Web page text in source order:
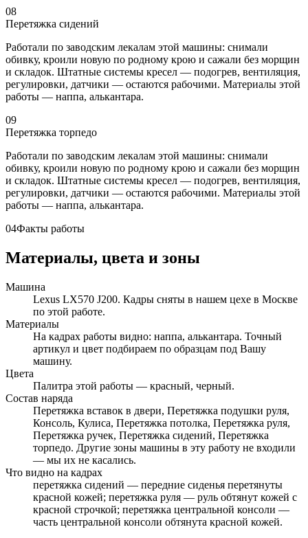
08
Перетяжка сидений
Работали по заводским лекалам этой машины: снимали
обивку, кроили новую по родному крою и сажали без морщин
и складок. Штатные системы кресел — подогрев, вентиляция,
регулировки, датчики — остаются рабочими. Материалы этой
работы — наппа, алькантара.
09
Перетяжка торпедо
Работали по заводским лекалам этой машины: снимали
обивку, кроили новую по родному крою и сажали без морщин
и складок. Штатные системы кресел — подогрев, вентиляция,
регулировки, датчики — остаются рабочими. Материалы этой
работы — наппа, алькантара.
04Факты работы
Материалы, цвета и зоны
Машина
Lexus LX570 J200. Кадры сняты в нашем цехе в Москве
по этой работе.
Материалы
На кадрах работы видно: наппа, алькантара. Точный
артикул и цвет подбираем по образцам под Вашу
машину.
Цвета
Палитра этой работы — красный, черный.
Состав наряда
Перетяжка вставок в двери, Перетяжка подушки руля,
Консоль, Кулиса, Перетяжка потолка, Перетяжка руля,
Перетяжка ручек, Перетяжка сидений, Перетяжка
торпедо. Другие зоны машины в эту работу не входили
— мы их не касались.
Что видно на кадрах
перетяжка сидений — передние сиденья перетянуты
красной кожей; перетяжка руля — руль обтянут кожей с
красной строчкой; перетяжка центральной консоли —
часть центральной консоли обтянута красной кожей.